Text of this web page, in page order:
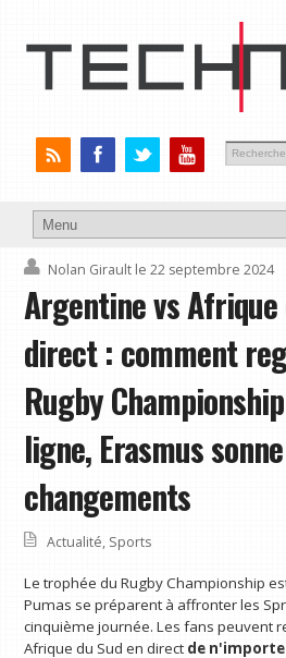
Nolan Girault le 22 septembre 2024
Argentine vs Afrique
direct : comment
Rugby
ligne, Erasmus
changements
Actualité, Sports
Le trophée du Rugby Championship
Pumas se préparent à affronter les
cinquième journée. Les fans peuvent
Afrique du Sud en direct de n'importe